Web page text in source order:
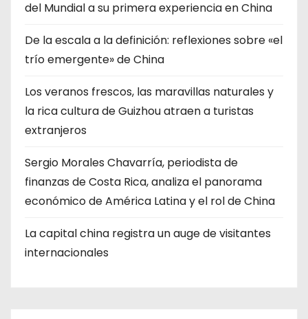
del Mundial a su primera experiencia en China
De la escala a la definición: reflexiones sobre «el
trío emergente» de China
Los veranos frescos, las maravillas naturales y
la rica cultura de Guizhou atraen a turistas
extranjeros
Sergio Morales Chavarría, periodista de
finanzas de Costa Rica, analiza el panorama
económico de América Latina y el rol de China
La capital china registra un auge de visitantes
internacionales